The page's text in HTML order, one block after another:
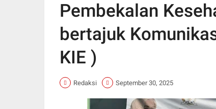
Pembekalan
bertajuk
KIE )
Redaksi September 30, 2025